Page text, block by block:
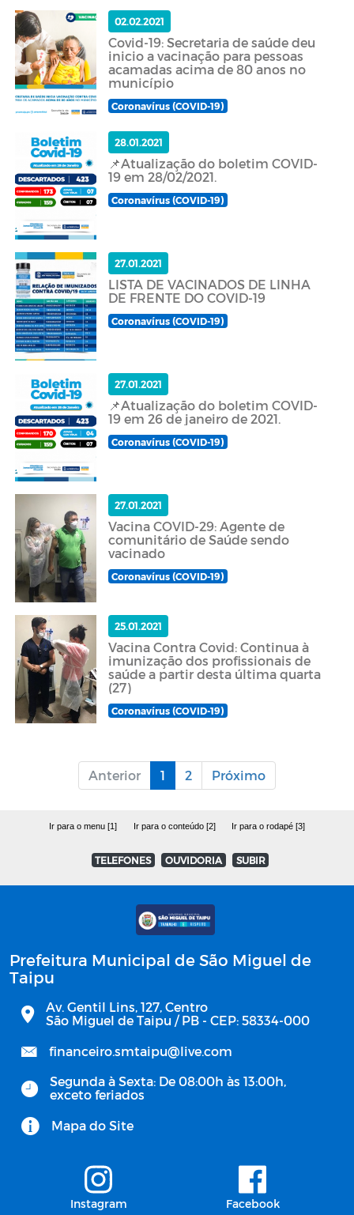
02.02.2021
Covid-19: Secretaria de saúde deu
inicio a vacinação para pessoas
acamadas acima de 80 anos no
município
Coronavírus (COVID-19)
28.01.2021
📌Atualização do boletim COVID-
19 em 28/02/2021.
Coronavírus (COVID-19)
27.01.2021
LISTA DE VACINADOS DE LINHA
DE FRENTE DO COVID-19
Coronavírus (COVID-19)
27.01.2021
📌Atualização do boletim COVID-
19 em 26 de janeiro de 2021.
Coronavírus (COVID-19)
27.01.2021
Vacina COVID-29: Agente de
comunitário de Saúde sendo
vacinado
Coronavírus (COVID-19)
25.01.2021
Vacina Contra Covid: Continua à
imunização dos profissionais de
saúde a partir desta última quarta
(27)
Coronavírus (COVID-19)
Anterior 1 2 Próximo
Ir para o menu [1] Ir para o conteúdo [2] Ir para o rodapé [3]
TELEFONES OUVIDORIA SUBIR
Prefeitura Municipal de São Miguel de
Taipu
Av. Gentil Lins, 127, Centro
São Miguel de Taipu / PB - CEP: 58334-000
financeiro.smtaipu@live.com
Segunda à Sexta: De 08:00h às 13:00h,
exceto feriados
Mapa do Site
Instagram Facebook